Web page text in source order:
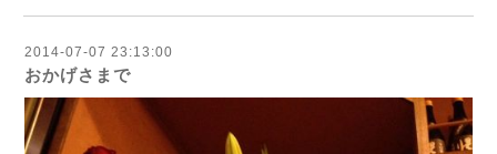
2014-07-07 23:13:00
おかげさまで